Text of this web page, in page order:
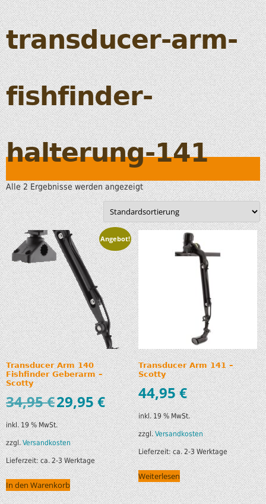
transducer-arm-
fishfinder-
halterung-141
Alle 2 Ergebnisse werden angezeigt
Angebot!
Transducer Arm 140
Fishfinder Geberarm –
Scotty
34,95€29,95€
inkl. 19 % MwSt.
zzgl.Versandkosten
Lieferzeit:ca. 2-3 Werktage
In den Warenkorb
Transducer Arm 141 –
Scotty
44,95€
inkl. 19 % MwSt.
zzgl.Versandkosten
Lieferzeit:ca. 2-3 Werktage
Weiterlesen